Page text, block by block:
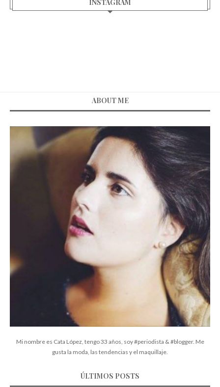
INSTAGRAM
ABOUT ME
Mi nombre es Cata López, tengo 33 años, soy #periodista & #blogger. Me
gusta la moda, las tendencias y el maquillaje.
ÚLTIMOS POSTS